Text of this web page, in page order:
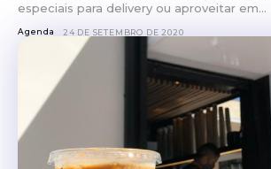
especiais para delivery ou aproveitar em...
Agenda 24 DE SETEMBRO DE 2020